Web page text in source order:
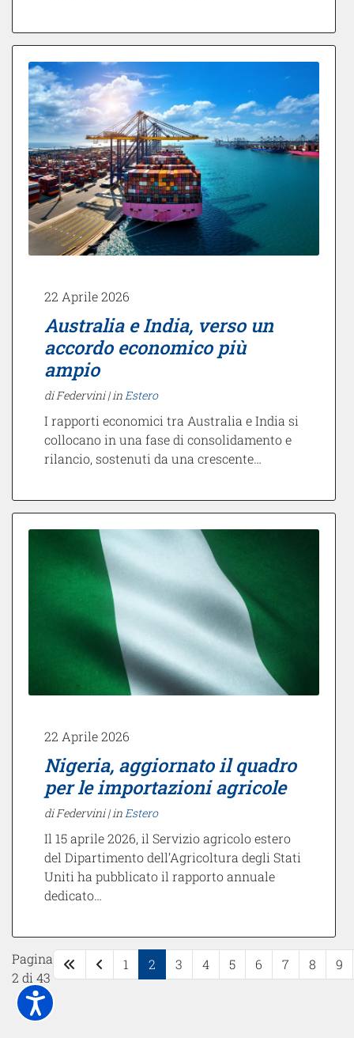
22 Aprile 2026
Australia e India, verso un
accordo economico più
ampio
di Federvini | in Estero
I rapporti economici tra Australia e India si
collocano in una fase di consolidamento e
rilancio, sostenuti da una crescente…
22 Aprile 2026
Nigeria, aggiornato il quadro
per le importazioni agricole
di Federvini | in Estero
Il 15 aprile 2026, il Servizio agricolo estero
del Dipartimento dell’Agricoltura degli Stati
Uniti ha pubblicato il rapporto annuale
dedicato…
Pagina
2 di 43
1 2 3 4 5 6 7 8 9